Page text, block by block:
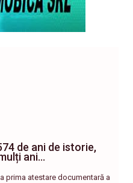
de ani de istorie,
ani…
prima atestare documentară a